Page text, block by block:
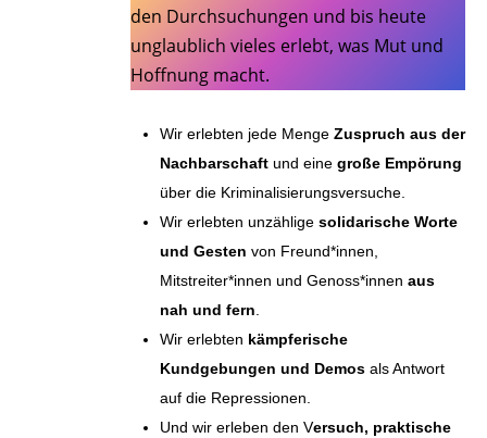
den Durchsuchungen und bis heute
unglaublich vieles erlebt, was Mut und
Hoffnung macht.
Wir erlebten jede Menge Zuspruch aus der
Nachbarschaft und eine große Empörung
über die Kriminalisierungsversuche.
Wir erlebten unzählige solidarische Worte
und Gesten von Freund*innen,
Mitstreiter*innen und Genoss*innen aus
nah und fern
Wir erlebten kämpferische
Kundgebungen und Demos als Antwort
auf die Repressionen.
Und wir erleben den Versuch, praktische